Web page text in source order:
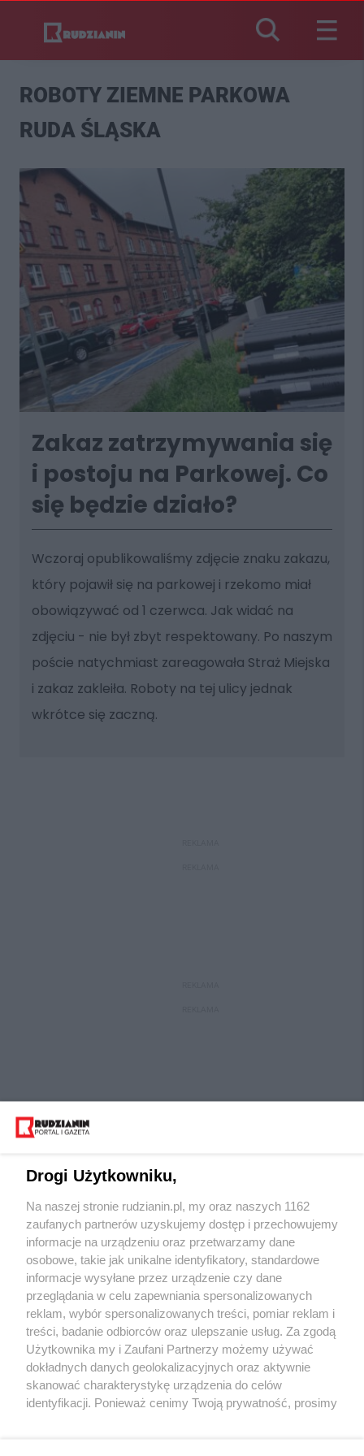
ROBOTY ZIEMNE PARKOWA
RUDA ŚLĄSKA
Zakaz zatrzymywania się
i postoju na Parkowej. Co
się będzie działo?
Wczoraj opublikowaliśmy zdjęcie znaku zakazu,
który pojawił się na parkowej i rzekomo miał
obowiązywać od 1 czerwca. Jak widać na
zdjęciu - nie był zbyt respektowany. Po naszym
poście natychmiast zareagowała Straż Miejska
i zakaz zakleiła. Roboty na tej ulicy jednak
wkrótce się zaczną.
Wydawca mediów lokalnych
Nie zapomnij
zapoznać się z:
polityką prywatności regulamin korzystania z portali
Twojemiasto
Piekary Śląskie
Chorzów
Tarnowskie Góry
Skontaktuj sięz nami
Kontakt
Wydawca
Redakcja
Drogi Użytkowniku,
Na naszej stronie rudzianin.pl, my oraz naszych 1162
zaufanych partnerów uzyskujemy dostęp i przechowujemy
informacje na urządzeniu oraz przetwarzamy dane
osobowe, takie jak unikalne identyfikatory, standardowe
informacje wysyłane przez urządzenie czy dane
przeglądania w celu zapewniania spersonalizowanych
reklam, wybór spersonalizowanych treści, pomiar reklam i
treści, badanie odbiorców oraz ulepszanie usług. Za zgodą
Użytkownika my i Zaufani Partnerzy możemy używać
dokładnych danych geolokalizacyjnych oraz aktywnie
skanować charakterystykę urządzenia do celów
identyfikacji. Ponieważ cenimy Twoją prywatność, prosimy